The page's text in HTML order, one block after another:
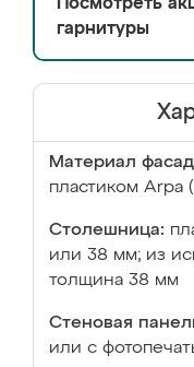
Посмотреть
гарнитуры
Материал
пластиком Arpa
Столешница:
или 38 мм; из
толщина 38 мм
Стеновая
или с